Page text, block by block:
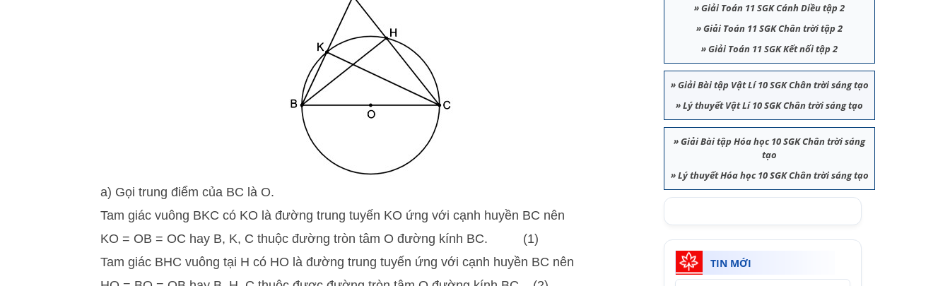
a) Gọi trung điểm của BC là O.
Tam giác vuông BKC có KO là đường trung tuyến KO ứng với cạnh huyền BC nên
KO = OB = OC hay B, K, C thuộc đường tròn tâm O đường kính BC. (1)
Tam giác BHC vuông tại H có HO là đường trung tuyến ứng với cạnh huyền BC nên
»Giải Toán 11 SGK Cánh Diều tập 2
»Giải Toán 11 SGK Chân trời tập 2
»Giải Toán 11 SGK Kết nối tập 2
»Giải Bài tập Vật Lí 10 SGK Chân trời sáng tạo
»Lý thuyết Vật Lí 10 SGK Chân trời sáng tạo
»Giải Bài tập Hóa học 10 SGK Chân trời sáng
tạo
»Lý thuyết Hóa học 10 SGK Chân trời sáng tạo
TIN MỚI